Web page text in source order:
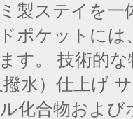
製ステイを一
ポケットに
す。 技術的
撥水）仕上げ
化合物およ